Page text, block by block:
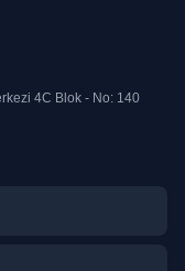
4C Blok - No: 140